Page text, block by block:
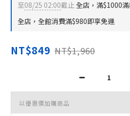
至08/25 02:00截止全店，滿$1000
全店，全館消費滿$980即享免運
NT$849 NT$1,960
以優惠價加購商品